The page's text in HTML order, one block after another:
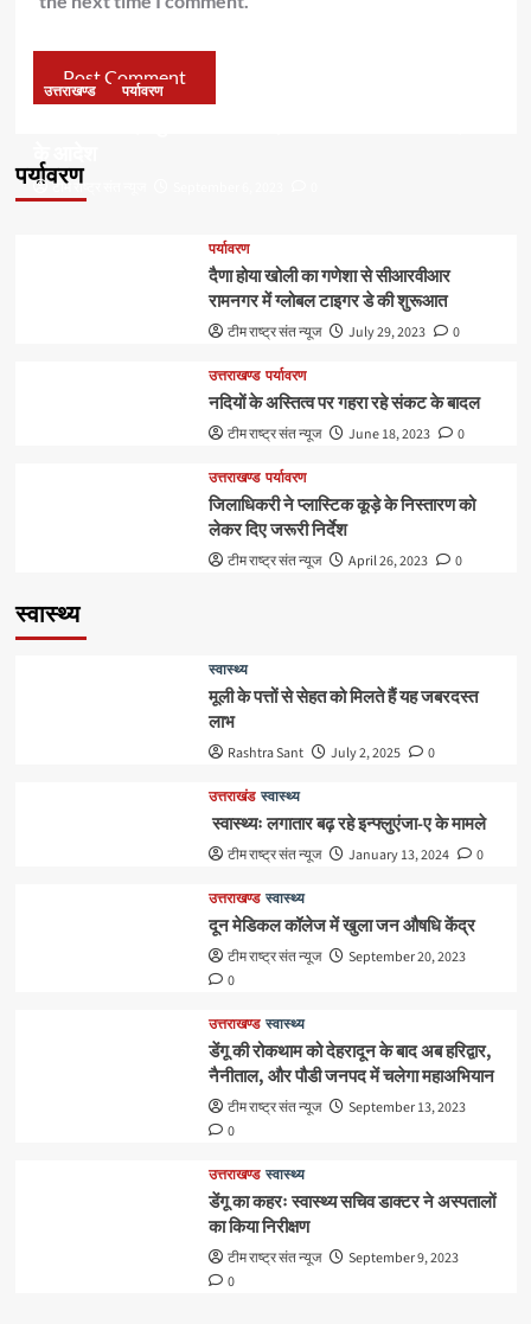
पर्यावरण
उत्तराखण्ड पर्यावरण
के आदेश
टीम राष्ट्र संत न्यूज
पर्यावरण
दैणा होया खोली का गणेशा से सीआरवीआर
रामनगर में ग्लोबल टाइगर डे की शुरूआत
टीम राष्ट्र संत न्यूज July 29, 2023 0
उत्तराखण्ड पर्यावरण
नदियों के अस्तित्व पर गहरा रहे संकट के बादल
टीम राष्ट्र संत न्यूज June 18, 2023 0
उत्तराखण्ड पर्यावरण
जिलाधिकरी ने प्लास्टिक कूड़े के निस्तारण को
लेकर दिए जरूरी निर्देश
टीम राष्ट्र संत न्यूज April 26, 2023 0
स्वास्थ्य
स्वास्थ्य
मूली के पत्तों से सेहत को मिलते हैं यह जबरदस्त
लाभ
Rashtra Sant July 2, 2025 0
उत्तराखंड स्वास्थ्य
स्वास्थ्यः लगातार बढ़ रहे इन्फ्लुएंजा-ए के मामले
टीम राष्ट्र संत न्यूज January 13, 2024 0
उत्तराखण्ड स्वास्थ्य
दून मेडिकल कॉलेज में खुला जन औषधि केंद्र
टीम राष्ट्र संत न्यूज
September 20, 2023
0
उत्तराखण्ड स्वास्थ्य
डेंगू की रोकथाम को देहरादून के बाद अब हरिद्वार,
नैनीताल, और पौडी जनपद में चलेगा महाअभियान
टीम राष्ट्र संत न्यूज
September 13, 2023
0
उत्तराखण्ड स्वास्थ्य
डेंगू का कहरः स्वास्थ्य सचिव डाक्टर ने अस्पतालों
का किया निरीक्षण
टीम राष्ट्र संत न्यूज
September 9, 2023
0